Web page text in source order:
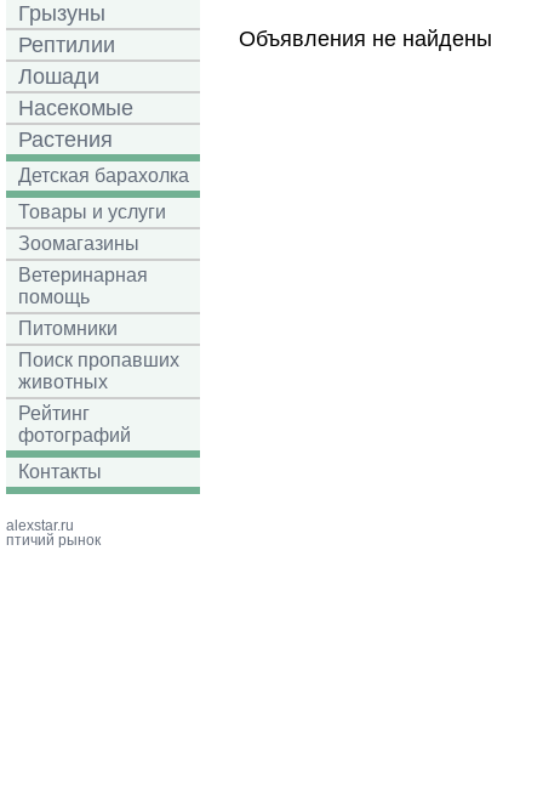
Грызуны
Рептилии
Лошади
Насекомые
Растения
Детская барахолка
Товары и услуги
Зоомагазины
Ветеринарная
помощь
Питомники
Поиск пропавших
животных
Рейтинг
фотографий
Контакты
Объявления не найдены
alexstar.ru
птичий рынок